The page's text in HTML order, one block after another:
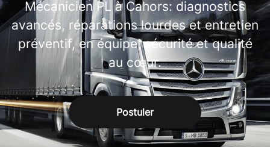
Mécanicien PL à Cahors: diagnostics
avancés, réparations lourdes et entretien
préventif, en équipe, sécurité et qualité
au cœur.
Postuler